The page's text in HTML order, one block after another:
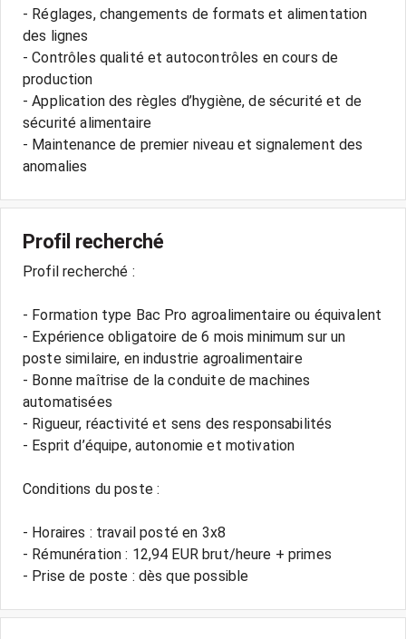
- Réglages, changements de formats et alimentation
des lignes
- Contrôles qualité et autocontrôles en cours de
production
- Application des règles d’hygiène, de sécurité et de
sécurité alimentaire
- Maintenance de premier niveau et signalement des
anomalies
Profil recherché
Profil recherché :
- Formation type Bac Pro agroalimentaire ou équivalent
- Expérience obligatoire de 6 mois minimum sur un
poste similaire, en industrie agroalimentaire
- Bonne maîtrise de la conduite de machines
automatisées
- Rigueur, réactivité et sens des responsabilités
- Esprit d’équipe, autonomie et motivation
Conditions du poste :
- Horaires : travail posté en 3x8
- Rémunération : 12,94 EUR brut/heure + primes
- Prise de poste : dès que possible